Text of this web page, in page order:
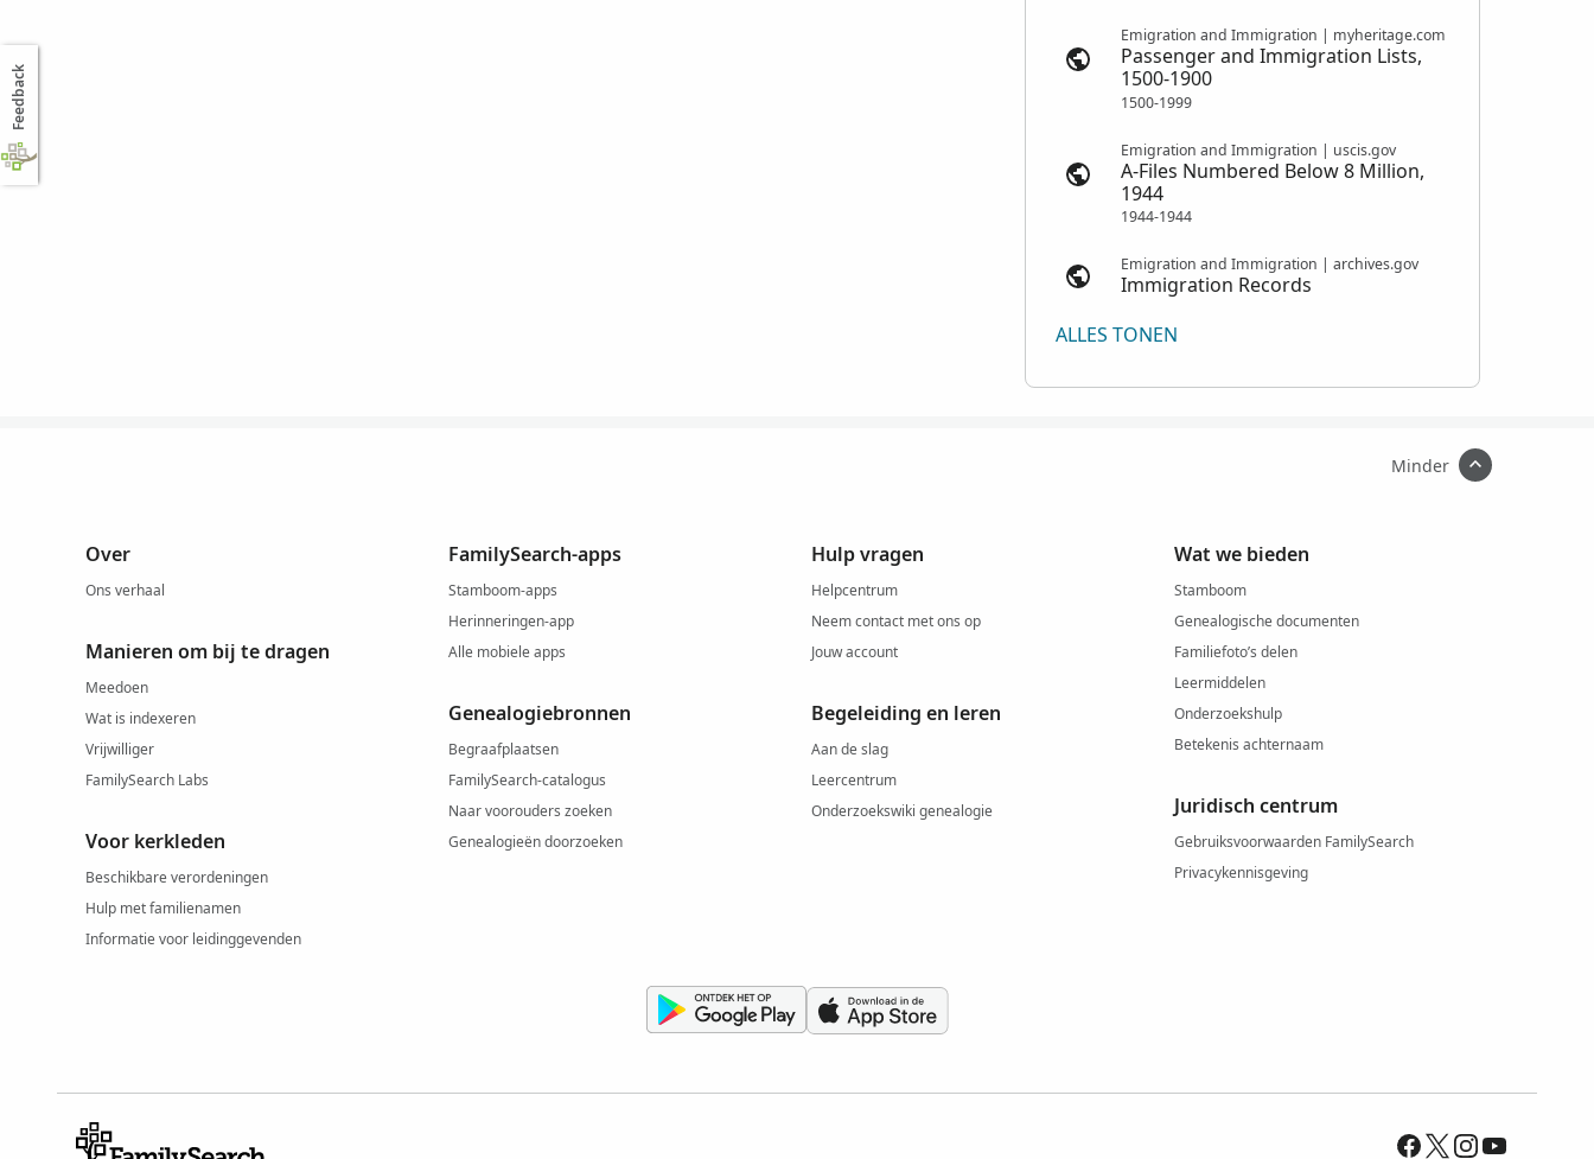
Emigration and Immigration | myheritage.com
Passenger and Immigration Lists,
1500-1900
1500-1999
Emigration and Immigration | uscis.gov
A-Files Numbered Below 8 Million,
1944
1944-1944
Emigration and Immigration | archives.gov
Immigration Records
ALLES TONEN
Minder
Over
Ons verhaal
Manieren om bij te dragen
Meedoen
Wat is indexeren
Vrijwilliger
FamilySearch Labs
Voor kerkleden
Beschikbare verordeningen
Hulp met familienamen
Informatie voor leidinggevenden
FamilySearch-apps
Stamboom-apps
Herinneringen-app
Alle mobiele apps
Genealogiebronnen
Begraafplaatsen
FamilySearch-catalogus
Naar voorouders zoeken
Genealogieën doorzoeken
Hulp vragen
Helpcentrum
Neem contact met ons op
Jouw account
Begeleiding en leren
Aan de slag
Leercentrum
Onderzoekswiki genealogie
Wat we bieden
Stamboom
Genealogische documenten
Familiefoto’s delen
Leermiddelen
Onderzoekshulp
Betekenis achternaam
Juridisch centrum
Gebruiksvoorwaarden FamilySearch
Privacykennisgeving
Feedback